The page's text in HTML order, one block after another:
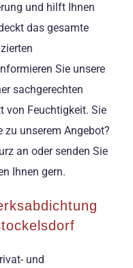
und hilft Ihnen
das gesamte
Sie unsere
sachgerechten
von Feuchtigkeit. Sie
zu unserem Angebot?
an oder senden Sie
Ihnen gern.
und